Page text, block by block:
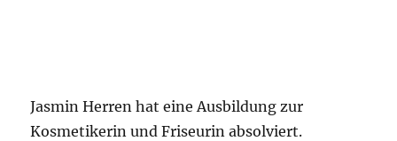
Jasmin Herren hat eine Ausbildung zur
Kosmetikerin und Friseurin absolviert.